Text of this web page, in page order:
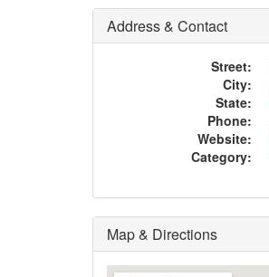
Address & Contact
Street:
City:
State:
Phone:
Website:
Category:
Map & Directions